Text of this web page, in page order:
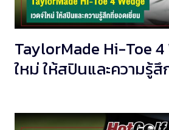
TaylorMade Hi-Toe 4
ใหม่ ให้สปินและความรู้